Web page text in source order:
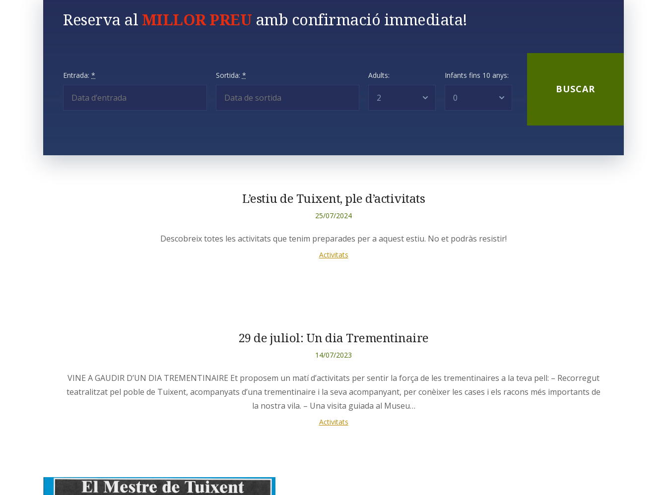
Reserva al MILLOR PREU amb confirmació immediata!
Entrada: * Sortida: * Adults: Infants fins 10 anys:
L’estiu de Tuixent, ple d’activitats
25/07/2024
Descobreix totes les activitats que tenim preparades per a aquest estiu. No et podràs resistir!
Activitats
29 de juliol: Un dia Trementinaire
14/07/2023
VINE A GAUDIR D’UN DIA TREMENTINAIRE Et proposem un matí d’activitats per sentir la força de les trementinaires a la teva pell: – Recorregut
teatralitzat pel poble de Tuixent, acompanyats d’una trementinaire i la seva acompanyant, per conèixer les cases i els racons més importants de
la nostra vila. – Una visita guiada al Museu…
Activitats